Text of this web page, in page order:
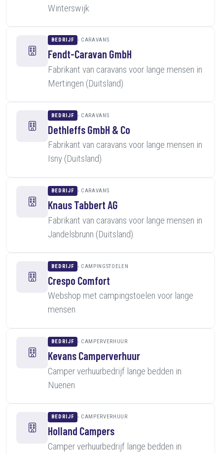
Winterswijk
BEDRIJF CARAVANS
Fendt-Caravan GmbH
Fabrikant van caravans voor lange mensen in
Mertingen (Duitsland)
BEDRIJF CARAVANS
Dethleffs GmbH & Co
Fabrikant van caravans voor lange mensen in
Isny (Duitsland)
BEDRIJF CARAVANS
Knaus Tabbert AG
Fabrikant van caravans voor lange mensen in
Jandelsbrunn (Duitsland)
BEDRIJF CAMPINGSTOELEN
Crespo Comfort
Webshop met campingstoelen voor lange
mensen
BEDRIJF CAMPERVERHUUR
Kevans Camperverhuur
Camper verhuurbedrijf lange bedden in
Nuenen
BEDRIJF CAMPERVERHUUR
Holland Campers
Camper verhuurbedrijf lange bedden in